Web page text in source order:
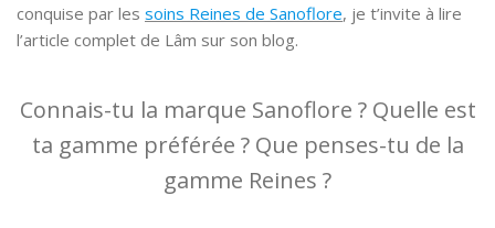
conquise par les soins Reines de Sanoflore, je t’invite à lire
l’article complet de Lâm sur son blog.
Connais-tu la marque Sanoflore ? Quelle est
ta gamme préférée ? Que penses-tu de la
gamme Reines ?